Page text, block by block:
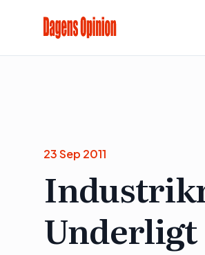
23 Sep 2011
Underligt